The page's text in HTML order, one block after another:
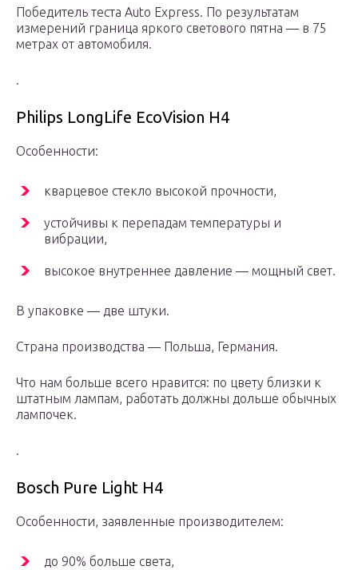
Победитель теста Auto Express. По результатам
измерений граница яркого светового пятна — в 75
метрах от автомобиля.
.
Philips LongLife EcoVision H4
Особенности:
кварцевое стекло высокой прочности,
устойчивы к перепадам температуры и
вибрации,
высокое внутреннее давление — мощный свет.
В упаковке — две штуки.
Страна производства — Польша, Германия.
Что нам больше всего нравится: по цвету близки к
штатным лампам, работать должны дольше обычных
лампочек.
.
Bosch Pure Light H4
Особенности, заявленные производителем:
до 90% больше света,